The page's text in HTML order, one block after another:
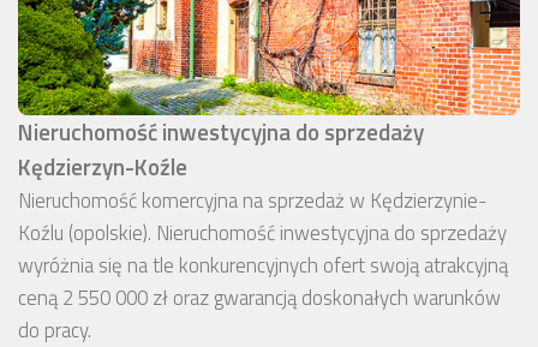
Nieruchomość inwestycyjna do sprzedaży
Kędzierzyn-Koźle
Nieruchomość komercyjna na sprzedaż w Kędzierzynie-
Koźlu (opolskie). Nieruchomość inwestycyjna do sprzedaży
wyróżnia się na tle konkurencyjnych ofert swoją atrakcyjną
ceną 2 550 000 zł oraz gwarancją doskonałych warunków
do pracy.